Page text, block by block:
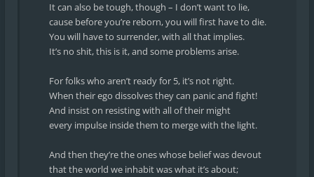
It can also be tough, though – I don’t want to lie,
cause before you’re reborn, you will first have to die.
You will have to surrender, with all that implies.
It’s no shit, this is it, and some problems arise.
For folks who aren’t ready for 5, it’s not right.
When their ego dissolves they can panic and fight!
And insist on resisting with all of their might
every impulse inside them to merge with the light.
And then they’re the ones whose belief was devout
that the world we inhabit was what it’s about;